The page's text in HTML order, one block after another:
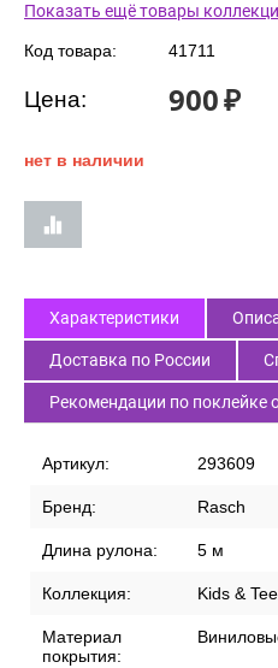
Показать ещё товары
Код товара: 41711
Цена: 900₽
нет в наличии
Характеристики
Доставка по России
Рекомендации по поклейке
Артикул: 293609
Бренд: Rasch
Длина рулона: 5 м
Коллекция: Kids &
Материал
покрытия: